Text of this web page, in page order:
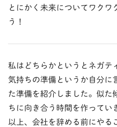
とにかく未来についてワクワ
う！
私はどちらかというとネガテ
気持ちの準備というか自分に
た準備を紹介しました。似た
ちに向き合う時間を作ってい
以上、会社を辞める前にやる